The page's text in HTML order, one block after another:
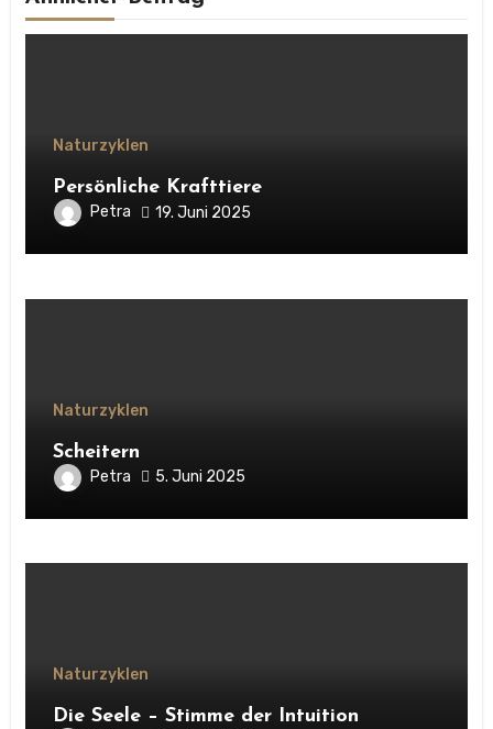
Naturzyklen
Persönliche Krafttiere
Petra 19. Juni 2025
Naturzyklen
Scheitern
Petra 5. Juni 2025
Naturzyklen
Die Seele – Stimme der Intuition